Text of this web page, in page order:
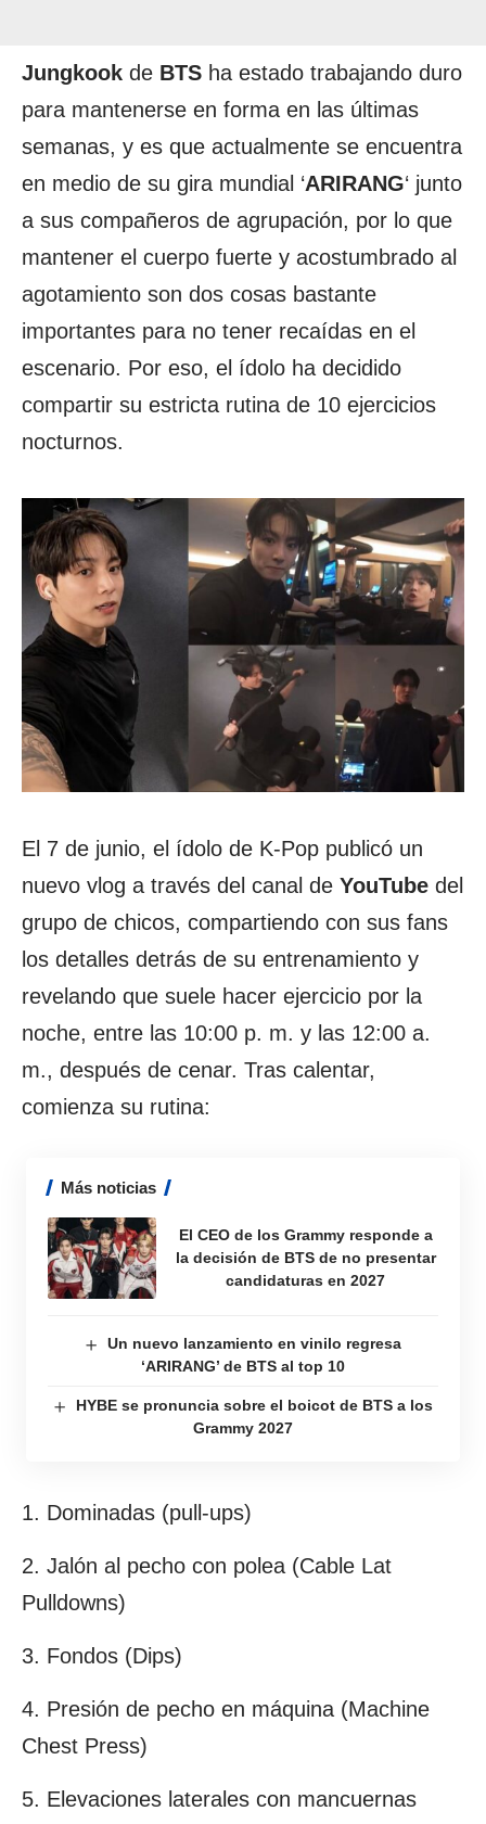
Jungkook de BTS ha estado trabajando duro
para mantenerse en forma en las últimas
semanas, y es que actualmente se encuentra
en medio de su gira mundial ‘ARIRANG‘ junto
a sus compañeros de agrupación, por lo que
mantener el cuerpo fuerte y acostumbrado al
agotamiento son dos cosas bastante
importantes para no tener recaídas en el
escenario. Por eso, el ídolo ha decidido
compartir su estricta rutina de 10 ejercicios
nocturnos.
El 7 de junio, el ídolo de K-Pop publicó un
nuevo vlog a través del canal de YouTube del
grupo de chicos, compartiendo con sus fans
los detalles detrás de su entrenamiento y
revelando que suele hacer ejercicio por la
noche, entre las 10:00 p. m. y las 12:00 a.
m., después de cenar. Tras calentar,
comienza su rutina:
Más noticias
El CEO de los Grammy responde a
la decisión de BTS de no presentar
candidaturas en 2027
Un nuevo lanzamiento en vinilo regresa
‘ARIRANG’ de BTS al top 10
HYBE se pronuncia sobre el boicot de BTS a los
Grammy 2027
1. Dominadas (pull-ups)
2. Jalón al pecho con polea (Cable Lat
Pulldowns)
3. Fondos (Dips)
4. Presión de pecho en máquina (Machine
Chest Press)
5. Elevaciones laterales con mancuernas